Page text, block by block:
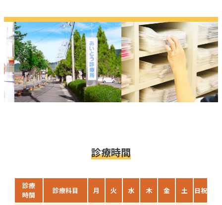
診療時間
診療
時間
診療科目 月 火 水 木 金 土 日祝